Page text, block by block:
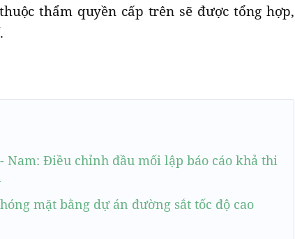
thẩm quyền cấp trên sẽ được tổng hợp,
Nam: Điều chỉnh đầu mối lập báo cáo khả thi
mặt bằng dự án đường sắt tốc độ cao